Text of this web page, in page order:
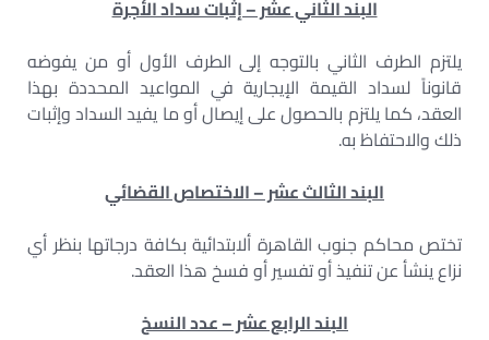
البند الثاني عشر – إثبات سداد الأجرة
يلتزم الطرف الثاني بالتوجه إلى الطرف الأول أو من يفوضه
قانوناً لسداد القيمة الإيجارية في المواعيد المحددة بهذا
العقد، كما يلتزم بالحصول على إيصال أو ما يفيد السداد وإثبات
ذلك والاحتفاظ به.
البند الثالث عشر – الاختصاص القضائي
تختص محاكم جنوب القاهرة ألابتدائية بكافة درجاتها بنظر أي
نزاع ينشأ عن تنفيذ أو تفسير أو فسخ هذا العقد.
البند الرابع عشر – عدد النسخ